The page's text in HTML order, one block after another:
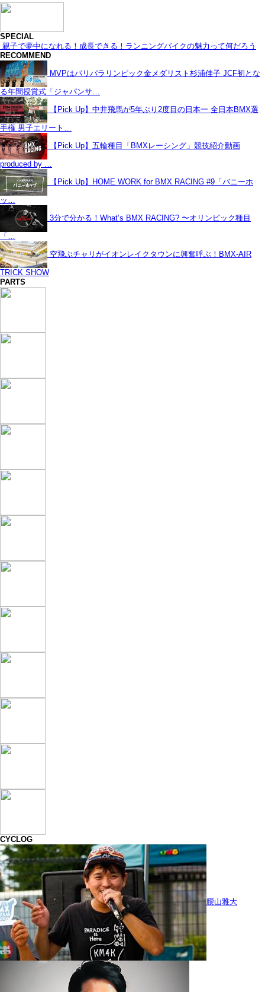
SPECIAL
親子で夢中になれる！成長できる！ランニングバイクの魅力って何だろう
RECOMMEND
MVPはパリパラリンピック金メダリスト杉浦佳子 JCF初とな
る年間授賞式「ジャパンサ…
【Pick Up】中井飛馬が5年ぶり2度目の日本一 全日本BMX選
手権 男子エリート…
【Pick Up】五輪種目「BMXレーシング」競技紹介動画
produced by …
【Pick Up】HOME WORK for BMX RACING #9「バニーホ
ッ…
3分で分かる！What’s BMX RACING? 〜オリンピック種目
「…
空飛ぶチャリがイオンレイクタウンに興奮呼ぶ！BMX-AIR
TRICK SHOW
PARTS
CYCLOG
腰山雅大